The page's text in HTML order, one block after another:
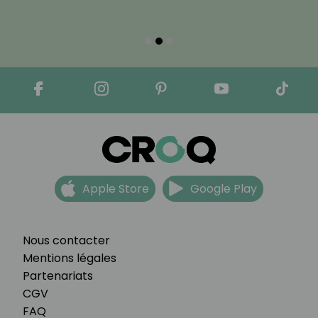
Nous contacter
Mentions légales
Partenariats
CGV
FAQ
Apple Store Google Play